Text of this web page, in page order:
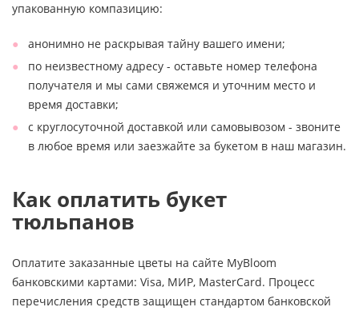
упакованную компазицию:
анонимно не раскрывая тайну вашего имени;
по неизвестному адресу - оставьте номер телефона
получателя и мы сами свяжемся и уточним место и
время доставки;
с круглосуточной доставкой или самовывозом - звоните
в любое время или заезжайте за букетом в наш магазин.
Как оплатить букет
тюльпанов
Оплатите заказанные цветы на сайте MyBloom
банковскими картами: Visa, МИР, MasterCard. Процесс
перечисления средств защищен стандартом банковской